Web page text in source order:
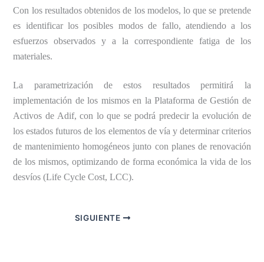
Con los resultados obtenidos de los modelos, lo que se pretende
es identificar los posibles modos de fallo, atendiendo a los
esfuerzos observados y a la correspondiente fatiga de los
materiales.
La parametrización de estos resultados permitirá la
implementación de los mismos en la Plataforma de Gestión de
Activos de Adif, con lo que se podrá predecir la evolución de
los estados futuros de los elementos de vía y determinar criterios
de mantenimiento homogéneos junto con planes de renovación
de los mismos, optimizando de forma económica la vida de los
desvíos (Life Cycle Cost, LCC).
SIGUIENTE